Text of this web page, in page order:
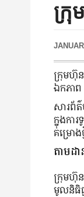
ក្រុ
ក្រុមហ៊ុន
ឯកភាព
សារព័ត៌
ក្នុងកា
គម្រោង
តាមដ
ក្រុមហ៊ុន
មូលនិធិ